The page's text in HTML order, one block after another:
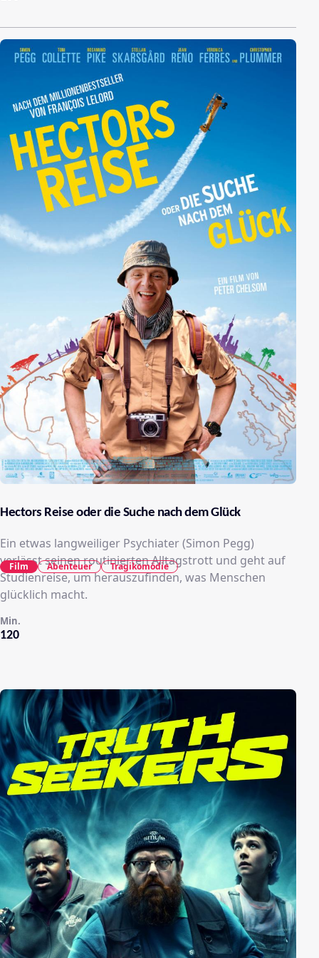
Hectors Reise oder die Suche nach dem Glück
Ein etwas langweiliger Psychiater (Simon Pegg)
verlässt seinen routinierten Alltagstrott und geht auf
Studienreise, um herauszufinden, was Menschen
glücklich macht.
120
Min.
Film Abenteuer Tragikomödie